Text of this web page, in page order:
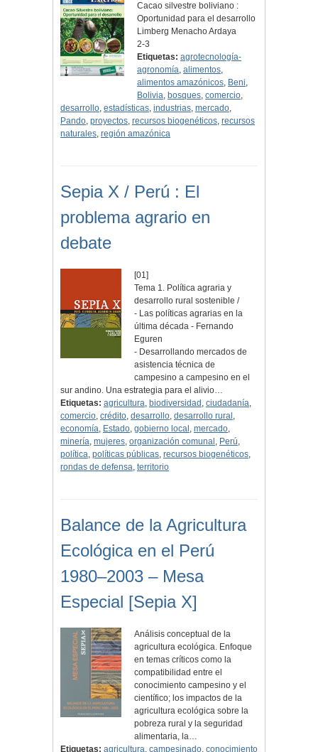
Cacao silvestre boliviano :
Oportunidad para el desarrollo
Limberg Menacho Ardaya
2-3
Etiquetas: agrotecnología-
agronomía,alimentos,
alimentos amazónicos, Beni,
Bolivia, bosques,comercio,
desarrollo, estadísticas, industrias, mercado,
Pando, proyectos, recursos biogenéticos, recursos
naturales, región amazónica
Sepia X / Perú : El
problema agrario en
debate
[01]
Tema 1. Política agraria y
desarrollo rural sostenible /
- Las políticas agrarias en la
última década - Fernando
Eguren
- Desarrollando mercados de
asistencia técnica de
campesino a campesino en el
sur andino. Una estrategia para el alivio…
Etiquetas: agricultura, biodiversidad , ciudadanía,
comercio, crédito, desarrollo, desarrollo rural ,
economía, Estado, gobierno local , mercado,
minería, mujeres, organización comunal , Perú,
política, políticas públicas, recursos biogenéticos,
rondas de defensa, territorio
Balance de la Agricultura
Ecológica en el Perú
1980–2003 – Mesa
Especial [Sepia X]
Análisis conceptual de la
agricultura ecológica. Enfoque
en temas críticos como la
compatibilidad entre el
conocimiento campesino y el
científico; los impactos de la
agricultura ecológica sobre la
pobreza rural y la seguridad
alimentaria, la…
Etiquetas: agricultura, campesinado, conocimiento